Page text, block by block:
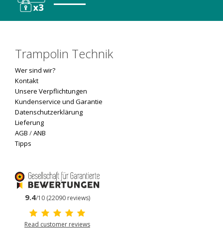
Trampolin Technik
Wer sind wir?
Kontakt
Unsere Verpflichtungen
Kundenservice und Garantie
Datenschutzerklärung
Lieferung
AGB /ANB
Tipps
9.4/10 (22090 reviews)
Read customer reviews